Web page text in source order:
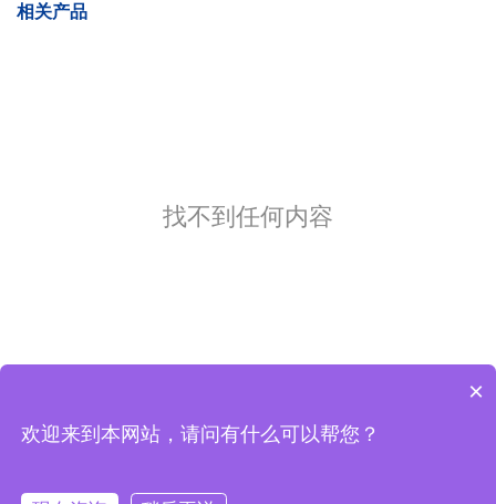
相关产品
找不到任何内容
×
欢迎来到本网站，请问有什么可以帮您？